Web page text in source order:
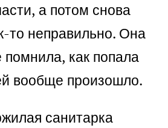
а потом снова
то неправильно. Она
как попала
вообще произошло.
санитарка